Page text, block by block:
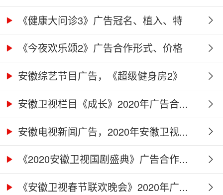
权...《健康大问诊3》广告冠名、植入、特
别...《今夜欢乐颂2》广告合作形式、价格
及...安徽综艺节目广告，《超级健身房2》
广...安徽卫视栏目《成长》2020年广告合...
安徽电视新闻广告，2020年安徽卫视...
《2020安徽卫视国剧盛典》广告合作...
《安徽卫视春节联欢晚会》2020年广...